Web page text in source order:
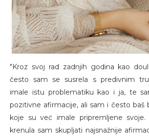
"Kroz svoj rad zadnjih godina kao
često sam se susrela s predivnim
imale istu problematiku kao i ja, te
pozitivne afirmacije, ali sam i često baš
koje su već imale pripremljene
krenula sam skupljati najsnažnije